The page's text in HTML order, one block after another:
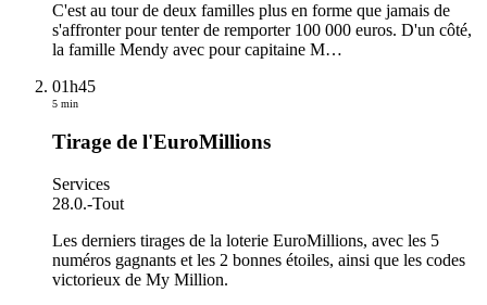
C'est au tour de deux familles plus en forme que jamais de
s'affronter pour tenter de remporter 100 000 euros. D'un côté,
la famille Mendy avec pour capitaine M…
01h45
5 min
Tirage de l'EuroMillions
Services
28.0.-Tout
Les derniers tirages de la loterie EuroMillions, avec les 5
numéros gagnants et les 2 bonnes étoiles, ainsi que les codes
victorieux de My Million.